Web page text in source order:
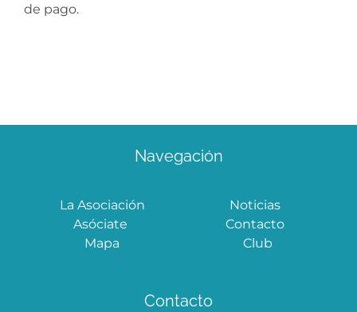
de pago.
Navegación
La Asociación
Asóciate
Mapa
Noticias
Contacto
Club
Contacto